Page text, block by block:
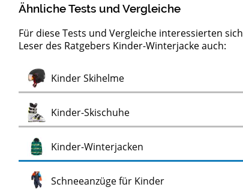
Ähnliche Tests und Vergleiche
Für diese Tests und Vergleiche interessierten sich
Leser des Ratgebers Kinder-Winterjacke auch:
Kinder SkihelmeTest
Kinder-SkischuheTest
Kinder-Winterjacken
Schneeanzüge für KinderTest
Kinder-SkibrillenTest
Skijacken für KinderTest